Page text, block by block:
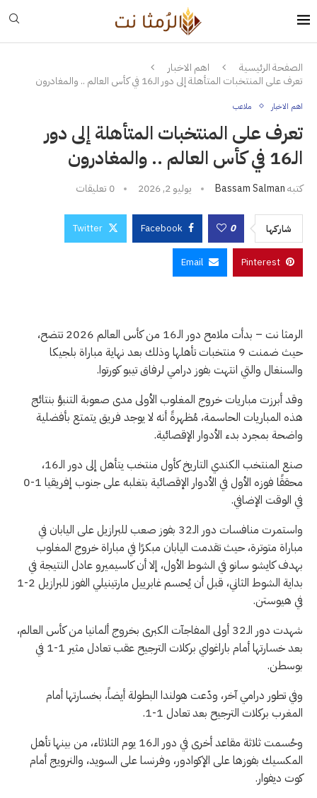
الصفحة الرئيسية
اهم الاخبار
تعرف على المنتخبات المتأهلة إلى دور الـ16 في كأس العالم .. والمغادرون
اهم الاخبار ملاعب
تعرف على المنتخبات المتأهلة إلى دور
الـ16 في كأس العالم .. والمغادرون
كتبهBassam Salman يوليو 2, 2026 0 تعليقات
شاركها 0
Facebook
Twitter
Pinterest
Email
الرمثا نت – بدأت ملامح دور الـ16 من كأس العالم 2026 تتضح،
حيث ضمنت 9 منتخبات تأهلها وذلك بعد نهاية مباراة بلجيكا
والسنغال والتي انتهت بفوز درامي لرفاق تيبو كورتوا.
وقد أبرزت مباريات خروج المغلوب الأولى مدى صعوبة التنبؤ بنتائج
هذه المباريات الحاسمة، مُظهرةً أنه لا يوجد فريق يتمتع بأفضلية
واضحة بمجرد بدء الأدوار الإقصائية.
صنع المنتخب الكندي التاريخ كأول منتخب يتأهل إلى دور الـ16،
محققًا فوزه الأول في الأدوار الإقصائية بتغلبه على جنوب إفريقيا 1-0
في الوقت الإضافي.
واستمرت منافسات دور الـ32 بفوز صعب للبرازيل على اليابان في
مباراة متوترة، حيث تقدمت اليابان مبكرًا في مباراة خروج المغلوب
بهدف كايشو سانو في الشوط الأول، إلا أن كاسيميرو عادل النتيجة في
بداية الشوط الثاني، قبل أن يُحسم غابرييل مارتينيلي الفوز للبرازيل 2-1
في هيوستن.
شهدت دور الـ32 أولى المفاجآت الكبرى بخروج ألمانيا من كأس العالم،
بعد خسارتها أمام باراغواي بركلات الترجيح عقب تعادل مثير 1-1 في
بوسطن.
وفي تطور درامي آخر، ودّعت هولندا البطولة أيضاً، بخسارتها أمام
المغرب بركلات الترجيح بعد تعادل 1-1.
وحُسمت ثلاثة مقاعد أخرى في دور الـ16 يوم الثلاثاء، من بينها تأهل
المكسيك بفوزها على الإكوادور، وفرنسا على السويد، والنرويج أمام
كوت ديفوار.